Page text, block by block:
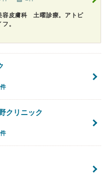
容皮膚科 土曜診療。アトピ
。
クリニック